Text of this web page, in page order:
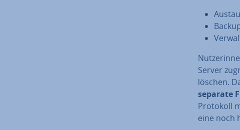
Server
löschen.
separate
Protokoll
eine noch